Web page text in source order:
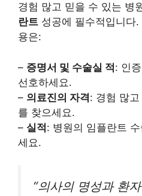
경험 많고 믿을 수 있는 병
란트 성공에 필수적입니다
용은:
– 증명서 및 수술실 적: 인
선호하세요.
– 의료진의 자격: 경험 많
를 찾으세요.
– 실적: 병원의 임플란트
세요.
“의사의 명성과 환